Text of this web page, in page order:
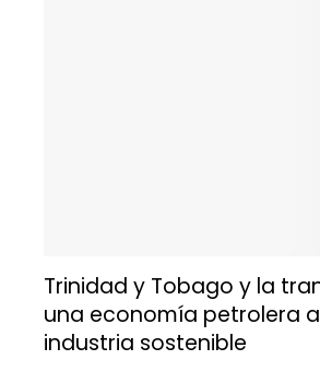
Trinidad y Tobago y la
una economía petrolera
industria sostenible